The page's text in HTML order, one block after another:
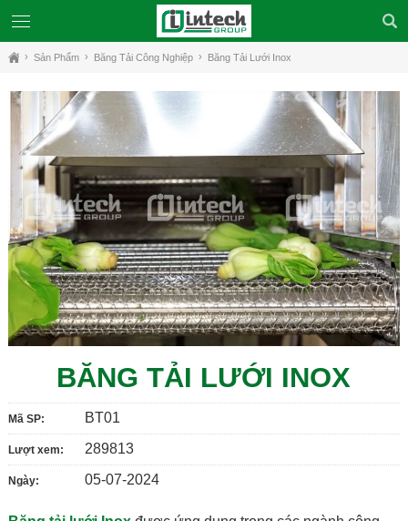
Sản Phẩm Băng Tải Công Nghiệp Băng Tải Lưới Inox
BĂNG TẢI LƯỚI INOX
Mã SP: BT01
Lượt xem: 289813
Ngày: 05-07-2024